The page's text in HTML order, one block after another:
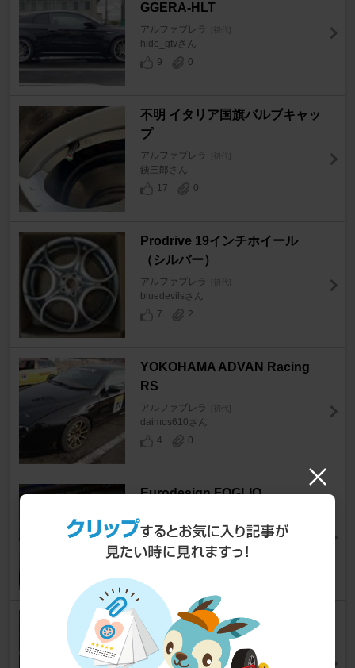
GGERA-HLT
アルファブレラ [初代]
hide_gtvさん
9
0
不明 イタリア国旗バルブキャッ
プ
アルファブレラ [初代]
銕三郎さん
17
0
Prodrive 19インチホイール
（シルバー）
アルファブレラ [初代]
bluedevilsさん
7
2
YOKOHAMA ADVAN Racing
RS
アルファブレラ [初代]
daimos610さん
4
0
Eurodesign FOGLIO
ヒロタカ1967さん
4
0
アルファロメオ(純正) 19インチ
ホイール
アルファブレラ [初代]